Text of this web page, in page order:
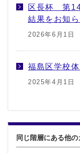
区長杯 第14
結果をお知
2026年6月1日
福島区学校
2025年4月1日
同じ階層にある他の